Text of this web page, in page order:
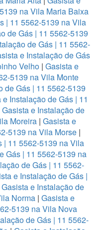
na Vila Maria Baixa
| 11 5562-5139 na Vila
de Gás | 11 5562-5139
de Gás | 11 5562-
e Instalação de Gás
Velho | Gasista e
5139 na Vila Monte
de Gás | 11 5562-5139
e Instalação de Gás | 11
Gasista e Instalação de
Moreira| Gasista e
5139 na Vila Morse|
| 11 5562-5139 na Vila
Gás | 11 5562-5139 na
de Gás | 11 5562-
e Instalação de Gás |
Gasista e Instalação de
Norma| Gasista e
5139 na Vila Nova
de Gás | 11 5562-